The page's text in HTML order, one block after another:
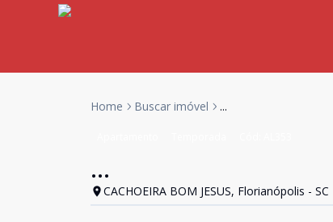
Home Buscar imóvel ...
...
CACHOEIRA BOM JESUS, Florianópolis - SC